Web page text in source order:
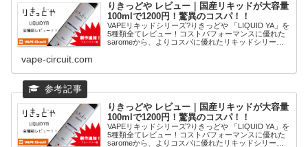
りきっどや レビュー｜国産リキッドが大容量
100mlで1200円！驚異のコスパ！！
VAPEリキッドシリーズ?りきっどや 「LIQUID YA」を
5種類全てレビュー！コストパフォーマンスに優れた
saromeから、よりコスパに優れたリキッドシリーズ
vape-circuit.com
りきっどや レビュー｜国産リキッドが大容量
100mlで1200円！驚異のコスパ！！
VAPEリキッドシリーズ?りきっどや 「LIQUID YA」を
5種類全てレビュー！コストパフォーマンスに優れた
saromeから、よりコスパに優れたリキッドシリーズ